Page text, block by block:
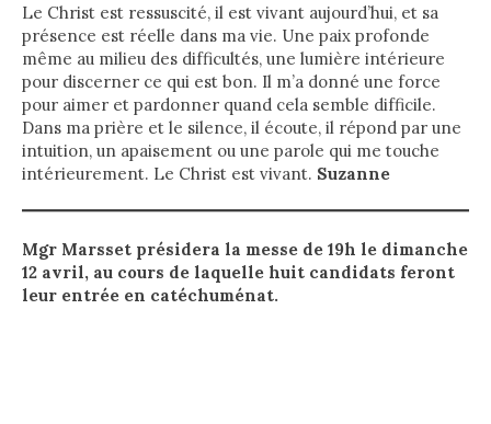
Le Christ est ressuscité, il est vivant aujourd’hui, et sa
présence est réelle dans ma vie. Une paix profonde
même au milieu des difficultés, une lumière intérieure
pour discerner ce qui est bon. Il m’a donné une force
pour aimer et pardonner quand cela semble difficile.
Dans ma prière et le silence, il écoute, il répond par une
intuition, un apaisement ou une parole qui me touche
intérieurement. Le Christ est vivant. Suzanne
Mgr Marsset présidera la messe de 19h le dimanche
12 avril, au cours de laquelle huit candidats feront
leur entrée en catéchuménat.